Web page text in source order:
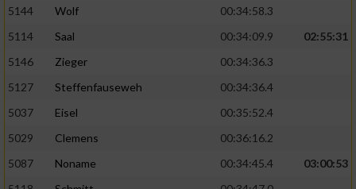
5144
Wolf
00:34:58.3
5114
Saal 00:34:09.9
02:55:31
5146
Zieger
00:34:36.3
5127
Steffenfauseweh
00:34:36.4
5037
Eisel
00:35:52.4
5029
Clemens
00:36:16.2
5087
Noname 00:34:45.4
03:00:53